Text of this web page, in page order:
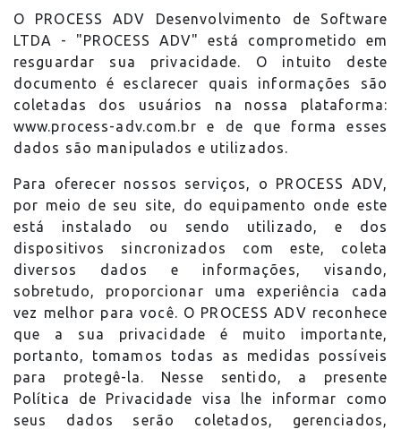
O PROCESS ADV Desenvolvimento de Software
LTDA - "PROCESS ADV" está comprometido em
resguardar sua privacidade. O intuito deste
documento é esclarecer quais informações são
coletadas dos usuários na nossa plataforma:
www.process-adv.com.br e de que forma esses
dados são manipulados e utilizados.
Para oferecer nossos serviços, o PROCESS ADV,
por meio de seu site, do equipamento onde este
está instalado ou sendo utilizado, e dos
dispositivos sincronizados com este, coleta
diversos dados e informações, visando,
sobretudo, proporcionar uma experiência cada
vez melhor para você. O PROCESS ADV reconhece
que a sua privacidade é muito importante,
portanto, tomamos todas as medidas possíveis
para protegê-la. Nesse sentido, a presente
Política de Privacidade visa lhe informar como
seus dados serão coletados, gerenciados,